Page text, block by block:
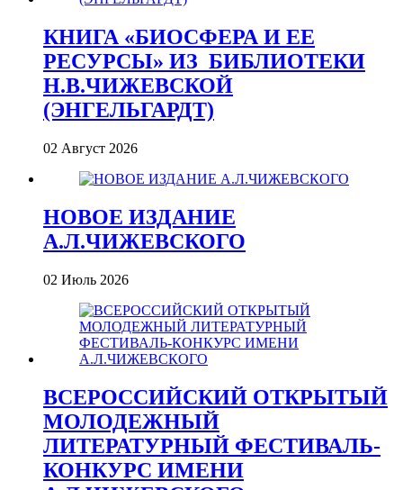
КНИГА «БИОСФЕРА И ЕЕ
РЕСУРСЫ» ИЗ_БИБЛИОТЕКИ
Н.В.ЧИЖЕВСКОЙ
(ЭНГЕЛЬГАРДТ)
02 Август 2026
НОВОЕ ИЗДАНИЕ
А.Л.ЧИЖЕВСКОГО
02 Июль 2026
ВСЕРОССИЙСКИЙ ОТКРЫТЫЙ
МОЛОДЕЖНЫЙ
ЛИТЕРАТУРНЫЙ ФЕСТИВАЛЬ-
КОНКУРС ИМЕНИ